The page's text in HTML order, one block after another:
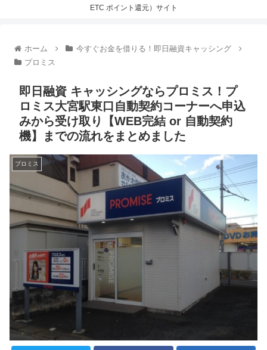
ETC ポイント還元）サイト
ホーム
今すぐお金を借りる！即日融資キャッシング
プロミス
即日融資 キャッシングならプロミス！プ
ロミス大宮駅東口自動契約コーナーへ申込
みから受け取り【WEB完結 or 自動契約
機】までの流れをまとめました
プロミス